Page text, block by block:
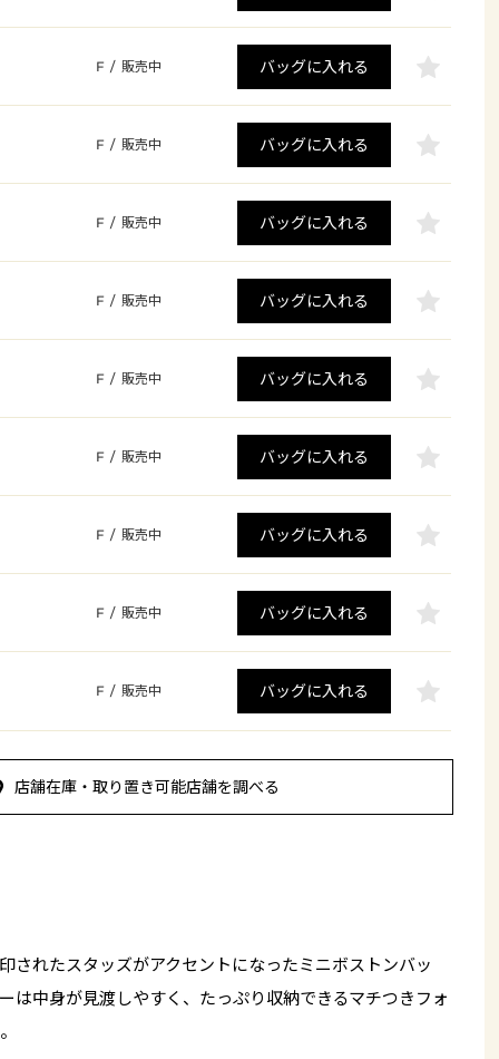
F / 販売中 バッグに入れる
F / 販売中 バッグに入れる
F / 販売中 バッグに入れる
F / 販売中 バッグに入れる
F / 販売中 バッグに入れる
F / 販売中 バッグに入れる
F / 販売中 バッグに入れる
F / 販売中 バッグに入れる
F / 販売中 バッグに入れる
店舗在庫・取り置き可能店舗を調べる
されたスタッズがアクセントになったミニボストンバッ
は中身が見渡しやすく、たっぷり収納できるマチつきフォ